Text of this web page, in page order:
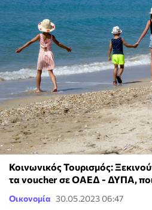
Κοινωνικός Τουρισμός:
τα voucher σε ΟΑΕΔ - ΔΥΠΑ,
Οικονομία 30.05.2023 06:47